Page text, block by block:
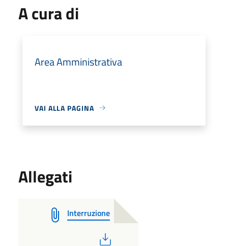
A cura di
Area Amministrativa
VAI ALLA PAGINA
Allegati
Interruzione